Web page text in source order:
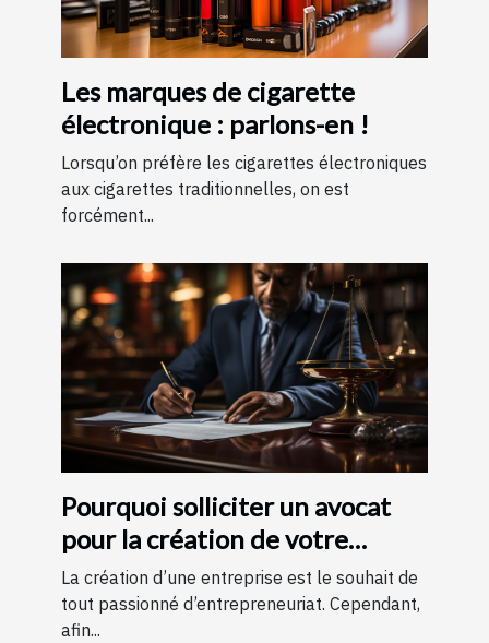
Les marques de cigarette
électronique : parlons-en !
Lorsqu’on préfère les cigarettes électroniques
aux cigarettes traditionnelles, on est
forcément...
Pourquoi solliciter un avocat
pour la création de votre
entreprise ?
La création d’une entreprise est le souhait de
tout passionné d’entrepreneuriat. Cependant,
afin...